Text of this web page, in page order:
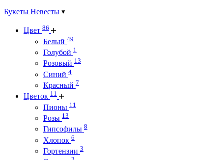
Букеты Невесты
Цвет 86
Белый 49
Голубой 1
Розовый 13
Синий 4
Красный 7
Цветок 11
Пионы 11
Розы 13
Гипсофилы 8
Хлопок 6
Гортензии 3